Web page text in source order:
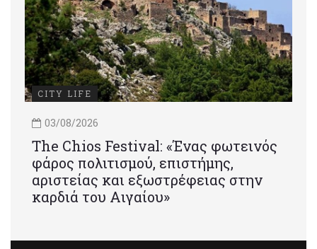
CITY LIFE
03/08/2026
Τhe Chios Festival: «Ένας φωτεινός
φάρος πολιτισμού, επιστήμης,
αριστείας και εξωστρέφειας στην
καρδιά του Αιγαίου»